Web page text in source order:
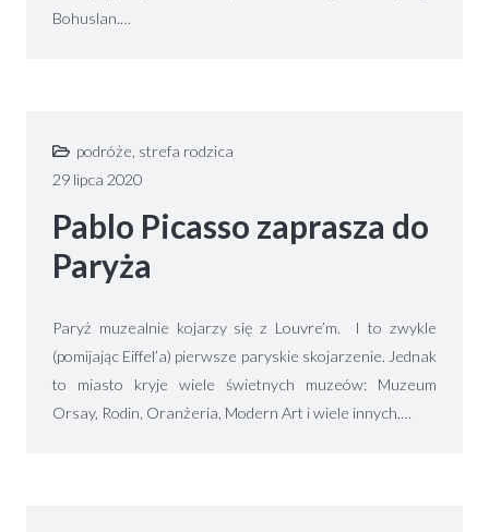
Bohuslan.…
podróże strefa rodzica
29 lipca 2020
Pablo Picasso zaprasza do
Paryża
Paryż muzealnie kojarzy się z Louvre’m. I to zwykle
(pomijając Eiffel’a) pierwsze paryskie skojarzenie. Jednak
to miasto kryje wiele świetnych muzeów: Muzeum
Orsay, Rodin, Oranżeria, Modern Art i wiele innych.…